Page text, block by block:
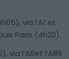
via l’A1 et
Paris (4h20).
via l’A6et l’A89